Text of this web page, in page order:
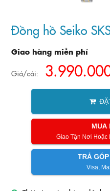
Đồng hồ Seiko
Giao hàng miễn phí
Giá/cái:
MUA
Giao Tận Nơi Hoặc
TRẢ
Visa,